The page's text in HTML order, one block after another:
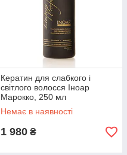
Кератин для слабкого і
світлого волосся Іноар
Марокко, 250 мл
Немає в наявності
1 980 ₴